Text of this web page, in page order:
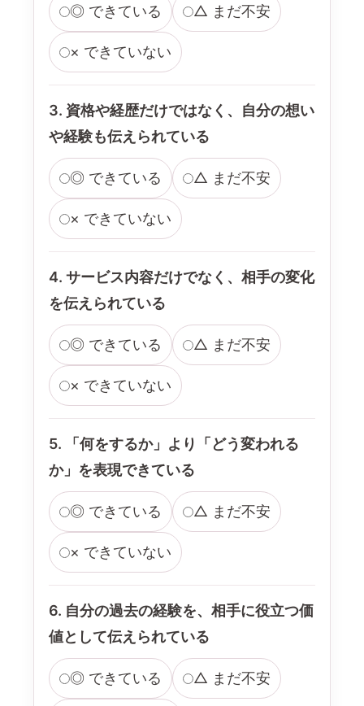
◎ できている △ まだ不安
× できていない
3. 資格や経歴だけではなく、自分の想い
や経験も伝えられている
◎ できている △ まだ不安
× できていない
4. サービス内容だけでなく、相手の変化
を伝えられている
◎ できている △ まだ不安
× できていない
5. 「何をするか」より「どう変われる
か」を表現できている
◎ できている △ まだ不安
× できていない
6. 自分の過去の経験を、相手に役立つ価
値として伝えられている
◎ できている △ まだ不安